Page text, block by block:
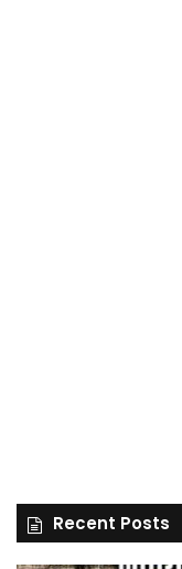
Recent Posts